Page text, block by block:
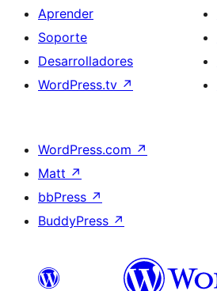
Aprender
Soporte
Desarrolladores
WordPress.tv ↗
WordPress.com ↗
Matt ↗
bbPress ↗
BuddyPress ↗